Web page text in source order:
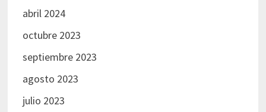
abril 2024
octubre 2023
septiembre 2023
agosto 2023
julio 2023